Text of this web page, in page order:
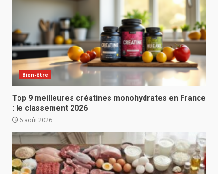
Bien-être
Top 9 meilleures créatines monohydrates en France
: le classement 2026
6 août 2026